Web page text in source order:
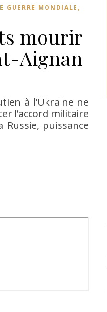
GUERRE MONDIALE ,
mourir
Aignan
à l’Ukraine ne
l’accord militaire
puissance